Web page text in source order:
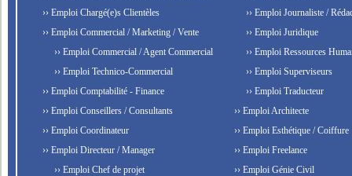
›› Emploi Chargé(e)s Clientèles
›› Emploi Commercial / Marketing / Vente
›› Emploi Commercial / Agent Commercial
›› Emploi Technico-Commercial
›› Emploi Comptabilité - Finance
›› Emploi Conseillers / Consultants
›› Emploi Coordinateur
›› Emploi Directeur / Manager
›› Emploi Chef de projet
›› Emploi Journaliste /
›› Emploi Juridique
›› Emploi Ressources
›› Emploi Superviseurs
›› Emploi Traducteur
›› Emploi Architecte
›› Emploi Esthétique / Coiffure
›› Emploi Freelance
›› Emploi Génie Civil